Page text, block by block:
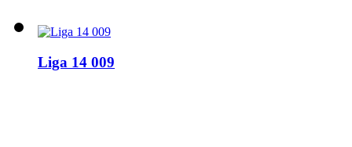
Liga 14 009